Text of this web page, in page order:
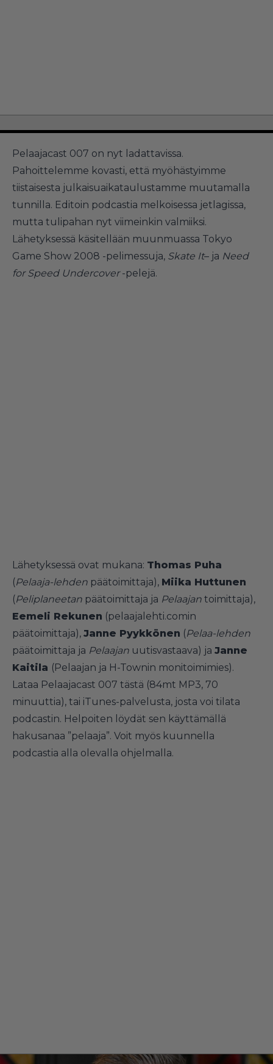
Pelaajacast 007 on nyt ladattavissa.
Pahoittelemme kovasti, että myöhästyimme
tiistaisesta julkaisuaikataulustamme muutamalla
tunnilla. Editoin podcastia melkoisessa jetlagissa,
mutta tulipahan nyt viimeinkin valmiiksi.
Lähetyksessä käsitellään muunmuassa Tokyo
Game Show 2008 -pelimessuja, Skate It– ja Need
for Speed Undercover-pelejä.
Lähetyksessä ovat mukana: Thomas Puha
(Pelaaja-lehden päätoimittaja), Miika Huttunen
(Peliplaneetan päätoimittaja ja Pelaajan toimittaja),
Eemeli Rekunen (pelaajalehti.comin
päätoimittaja), Janne Pyykkönen (Pelaa-lehden
päätoimittaja ja Pelaajan uutisvastaava) ja Janne
Kaitila (Pelaajan ja H-Townin monitoimimies).
Lataa Pelaajacast 007 tästä (84mt MP3, 70
minuuttia), tai iTunes-palvelusta, josta voi tilata
podcastin. Helpoiten löydät sen käyttämällä
hakusanaa ”pelaaja”. Voit myös kuunnella
podcastia alla olevalla ohjelmalla.